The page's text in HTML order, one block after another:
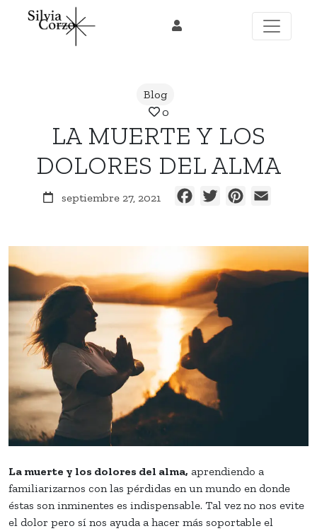
Blog
0
LA MUERTE Y LOS
DOLORES DEL ALMA
septiembre 27, 2021 FacebookTwitterPinterest
La muerte y los dolores del alma, aprendiendo a
familiarizarnos con las pérdidas en un mundo en donde
éstas son inminentes es indispensable. Tal vez no nos evite
el dolor pero sí nos ayuda a hacer más soportable el